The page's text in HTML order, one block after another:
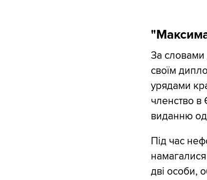
За словами
своїм
урядами
членство в
виданню
Під час
дві особи,